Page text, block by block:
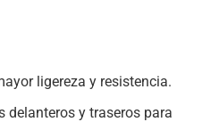
ligereza y resistencia.
delanteros y traseros para